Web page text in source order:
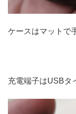
ケースはマットで
充電端子はUSBタ